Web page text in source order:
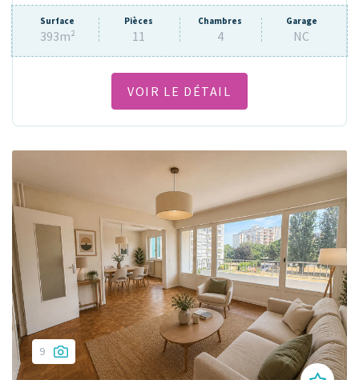
Surface
393m²
Pièces
11
Chambres
4
Garage
NC
VOIR LE DÉTAIL
9